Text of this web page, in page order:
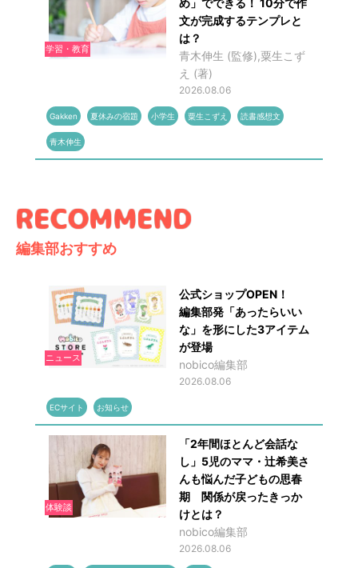
学習・教育
め」でできる！ 10分で作
文が完成するテンプレと
は？
青木伸生 (監修),粟生こず
え (著)
2026.08.06
Gakken 夏休みの宿題 小学生 粟生こずえ 読書感想文
青木伸生
編集部おすすめ
ニュース
公式ショップOPEN！
編集部発「あったらいい
な」を形にした3アイテム
が登場
nobico編集部
2026.08.06
ECサイト お知らせ
体験談
「2年間ほとんど会話な
し」5児のママ・辻希美さ
んも悩んだ子どもの思春
期 関係が戻ったきっか
けとは？
nobico編集部
2026.08.06